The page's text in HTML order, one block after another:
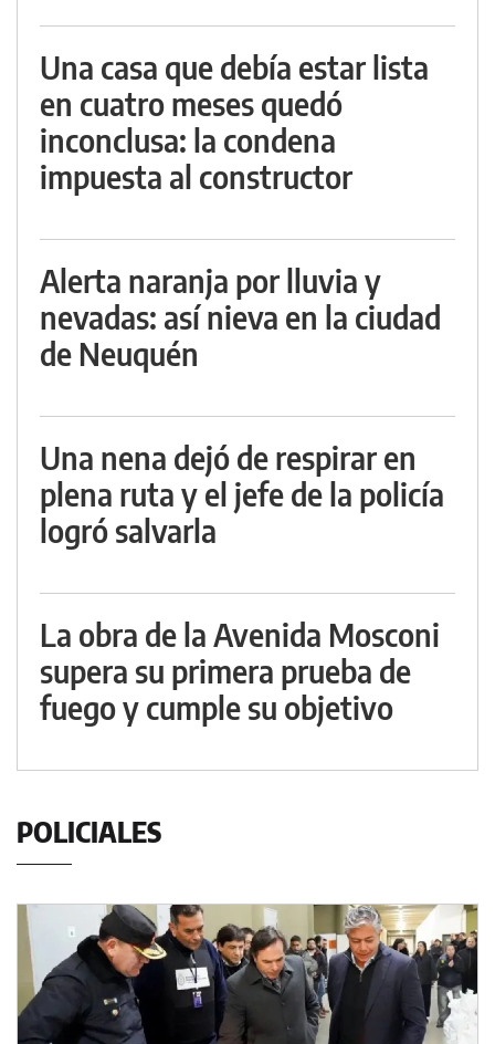
Una casa que debía estar lista
en cuatro meses quedó
inconclusa: la condena
impuesta al constructor
Alerta naranja por lluvia y
nevadas: así nieva en la ciudad
de Neuquén
Una nena dejó de respirar en
plena ruta y el jefe de la policía
logró salvarla
La obra de la Avenida Mosconi
supera su primera prueba de
fuego y cumple su objetivo
POLICIALES